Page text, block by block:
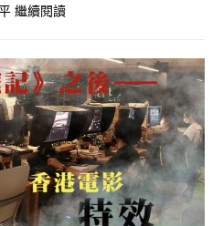
繼續閱讀